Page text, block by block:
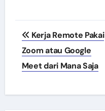
Post
navigation
Kerja Remote Pakai
Zoom atau Google
Meet dari Mana Saja